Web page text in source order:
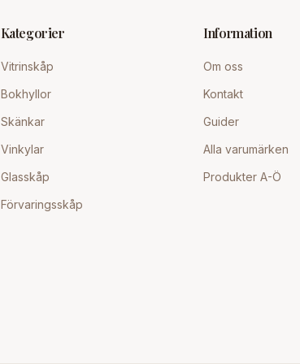
Kategorier
Vitrinskåp
Bokhyllor
Skänkar
Vinkylar
Glasskåp
Förvaringsskåp
Information
Om oss
Kontakt
Guider
Alla varumärken
Produkter A-Ö